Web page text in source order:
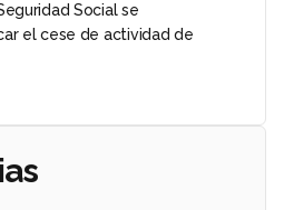
Social se
el cese de actividad de